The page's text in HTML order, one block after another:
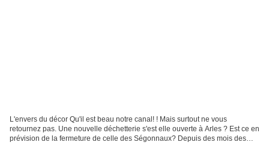
L'envers du décor Qu'il est beau notre canal! ! Mais surtout ne vous
retournez pas. Une nouvelle déchetterie s'est elle ouverte à Arles ? Est ce en
prévision de la fermeture de celle des Ségonnaux? Depuis des mois des